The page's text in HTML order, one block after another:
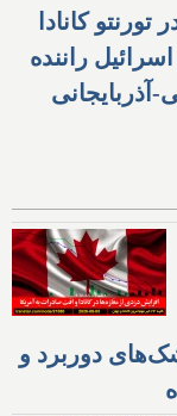
کانادا
راننده
آذربایجانی
دوربرد و